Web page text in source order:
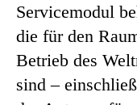
Servicemodul
die für den
Betrieb des
sind –